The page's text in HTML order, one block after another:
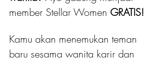
member Stellar Women GRATIS!
Kamu akan menemukan teman
baru sesama wanita karir dan